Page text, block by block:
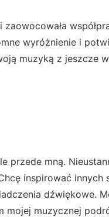
wyróżnienie i
muzyką z jeszcze
przede mną.
inspirować innych
dźwiękowe.
mojej muzycznej